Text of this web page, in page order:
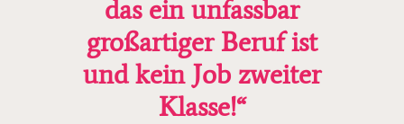
das ein unfassbar
großartiger Beruf ist
und kein Job zweiter
Klasse!“